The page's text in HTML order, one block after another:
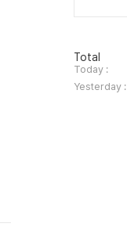
방
문
자
수
Total
Today :
Yesterday :